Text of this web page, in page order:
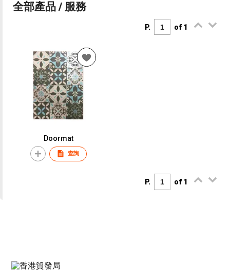
全部產品 / 服務
P. of 1
Doormat
查詢
P. of 1